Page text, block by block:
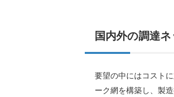
国内外の調達
要望の中にはコスト
ーク網を構築し、製